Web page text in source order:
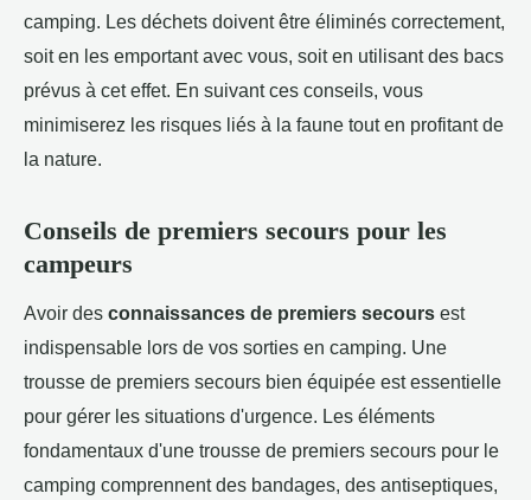
camping. Les déchets doivent être éliminés correctement,
soit en les emportant avec vous, soit en utilisant des bacs
prévus à cet effet. En suivant ces conseils, vous
minimiserez les risques liés à la faune tout en profitant de
la nature.
Conseils de premiers secours pour les
campeurs
Avoir des connaissances de premiers secours est
indispensable lors de vos sorties en camping. Une
trousse de premiers secours bien équipée est essentielle
pour gérer les situations d'urgence. Les éléments
fondamentaux d'une trousse de premiers secours pour le
camping comprennent des bandages, des antiseptiques,